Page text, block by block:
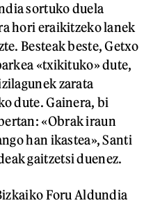
sortuko duela
hori eraikitzeko lanek
Besteak beste, Getxo
«txikituko» dute,
zarata
dute. Gainera, bi
«Obrak iraun
han ikastea», Santi
gaitzetsi duenez.
Foru Aldundia